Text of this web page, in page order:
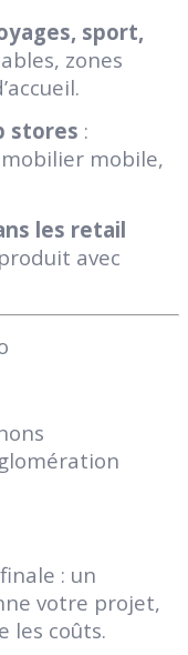
sport,
zones
stores :
mobile,
les retail
avec
: un
votre projet,
les coûts.